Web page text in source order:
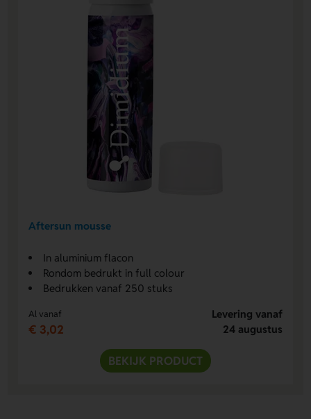
Aftersun mousse
In aluminium flacon
Rondom bedrukt in full colour
Bedrukken vanaf 250 stuks
Al vanaf
€ 3,02
Levering vanaf
24 augustus
BEKIJK PRODUCT